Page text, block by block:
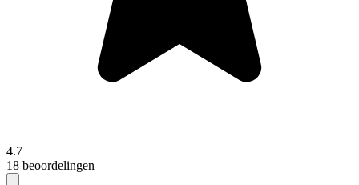
4.7
18 beoordelingen